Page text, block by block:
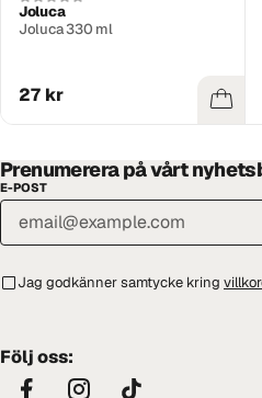
Joluca
Joluca 330 ml
27 kr
Prenumerera på vårt
E-POST
Jag godkänner samtycke kring
Följ oss: